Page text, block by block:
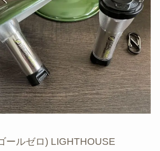
ールゼロ) LIGHTHOUSE